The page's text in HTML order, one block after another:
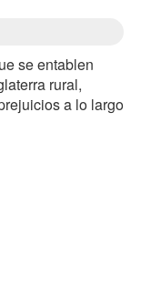
se entablen
rural,
a lo largo